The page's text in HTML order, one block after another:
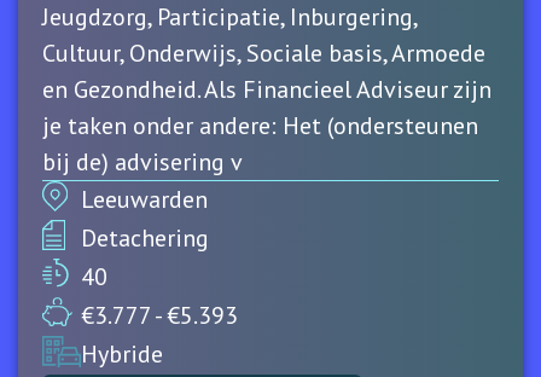
Jeugdzorg, Participatie, Inburgering,
Cultuur, Onderwijs, Sociale basis, Armoede
en Gezondheid. Als Financieel Adviseur zijn
je taken onder andere: Het (ondersteunen
bij de) advisering v
Leeuwarden
Detachering
40
€3.777 - €5.393
Hybride